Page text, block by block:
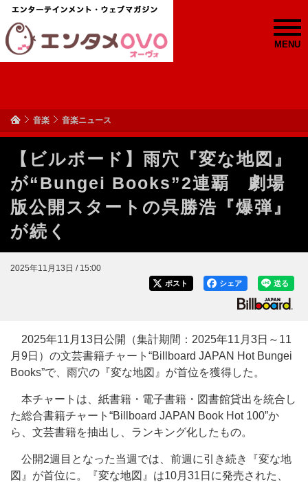
MENU
音楽 音楽ニュース
【ビルボード】雨穴『変な地図』
が“Bungei Books”2連覇 劇場
版公開スタートの呉勝浩『爆弾』
が続く
2025年11月13日 / 15:00
送る
シェア
ポスト
2025年11月13日公開（集計期間：2025年11月3日～11
月9日）の文芸書籍チャート“Billboard JAPAN Hot Bungei
Books”で、雨穴の『変な地図』が首位を獲得した。
本チャートは、紙書籍・電子書籍・図書館貸出を統合し
た総合書籍チャート“Billboard JAPAN Book Hot 100”か
ら、文芸書籍を抽出し、ランキング化したもの。
公開2週目となった当週では、前週に引き続き『変な地
図』が首位に。『変な地図』は10月31日に発売された、